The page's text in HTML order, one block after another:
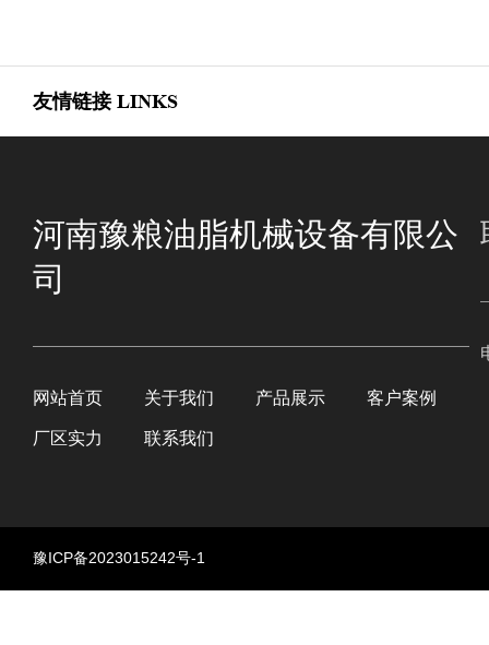
友情链接 LINKS
河南豫粮油脂机械设备有限公
司
网站首页 关于我们 产品展示 客户案例
厂区实力 联系我们
豫ICP备2023015242号-1